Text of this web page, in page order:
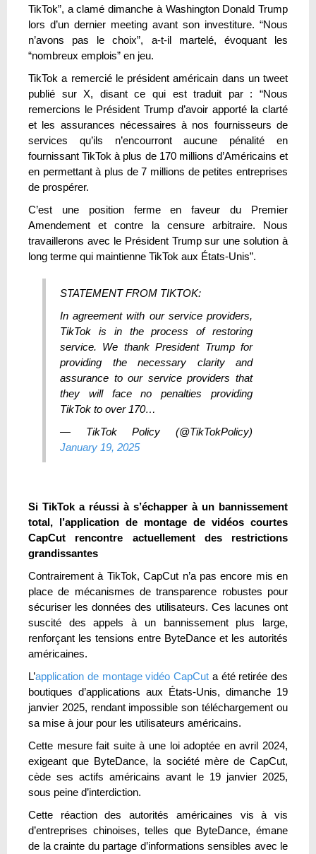
TikTok”, a clamé dimanche à Washington Donald Trump
lors d’un dernier meeting avant son investiture. “Nous
n’avons pas le choix”, a-t-il martelé, évoquant les
“nombreux emplois” en jeu.
TikTok a remercié le président américain dans un tweet
publié sur X, disant ce qui est traduit par : “Nous
remercions le Président Trump d’avoir apporté la clarté
et les assurances nécessaires à nos fournisseurs de
services qu’ils n’encourront aucune pénalité en
fournissant TikTok à plus de 170 millions d’Américains et
en permettant à plus de 7 millions de petites entreprises
de prospérer.
C’est une position ferme en faveur du Premier
Amendement et contre la censure arbitraire. Nous
travaillerons avec le Président Trump sur une solution à
long terme qui maintienne TikTok aux États-Unis”.
STATEMENT FROM TIKTOK:
In agreement with our service providers,
TikTok is in the process of restoring
service. We thank President Trump for
providing the necessary clarity and
assurance to our service providers that
they will face no penalties providing
TikTok to over 170…
— TikTok Policy (@TikTokPolicy)
January 19, 2025
Si TikTok a réussi à s’échapper à un bannissement
total, l’application de montage de vidéos courtes
CapCut rencontre actuellement des restrictions
grandissantes
Contrairement à TikTok, CapCut n’a pas encore mis en
place de mécanismes de transparence robustes pour
sécuriser les données des utilisateurs. Ces lacunes ont
suscité des appels à un bannissement plus large,
renforçant les tensions entre ByteDance et les autorités
américaines.
L’application de montage vidéo CapCut a été retirée des
boutiques d’applications aux États-Unis, dimanche 19
janvier 2025, rendant impossible son téléchargement ou
sa mise à jour pour les utilisateurs américains.
Cette mesure fait suite à une loi adoptée en avril 2024,
exigeant que ByteDance, la société mère de CapCut,
cède ses actifs américains avant le 19 janvier 2025,
sous peine d’interdiction.
Cette réaction des autorités américaines vis à vis
d’entreprises chinoises, telles que ByteDance, émane
de la crainte du partage d’informations sensibles avec le